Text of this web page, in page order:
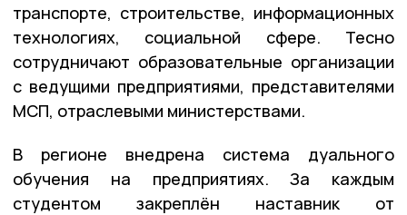
транспорте, строительстве, информационных
технологиях, социальной сфере. Тесно
сотрудничают образовательные организации
с ведущими предприятиями, представителями
МСП, отраслевыми министерствами.
В регионе внедрена система дуального
обучения на предприятиях. За каждым
студентом закреплён наставник от